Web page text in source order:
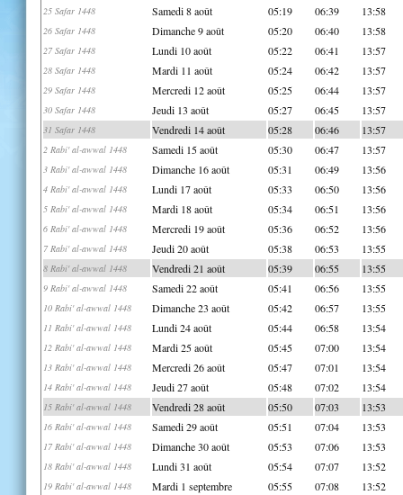
25 Safar 1448 Samedi 8 août 05:19 06:39 13:58
26 Safar 1448 Dimanche 9 août 05:20 06:40 13:58
27 Safar 1448 Lundi 10 août 05:22 06:41 13:57
28 Safar 1448 Mardi 11 août 05:24 06:42 13:57
29 Safar 1448 Mercredi 12 août 05:25 06:44 13:57
30 Safar 1448 Jeudi 13 août 05:27 06:45 13:57
31 Safar 1448 Vendredi 14 août 05:28 06:46 13:57
2 Rabi' al-awwal 1448 Samedi 15 août 05:30 06:47 13:57
3 Rabi' al-awwal 1448 Dimanche 16 août 05:31 06:49 13:56
4 Rabi' al-awwal 1448 Lundi 17 août 05:33 06:50 13:56
5 Rabi' al-awwal 1448 Mardi 18 août 05:34 06:51 13:56
6 Rabi' al-awwal 1448 Mercredi 19 août 05:36 06:52 13:56
7 Rabi' al-awwal 1448 Jeudi 20 août 05:38 06:53 13:55
8 Rabi' al-awwal 1448 Vendredi 21 août 05:39 06:55 13:55
9 Rabi' al-awwal 1448 Samedi 22 août 05:41 06:56 13:55
10 Rabi' al-awwal 1448 Dimanche 23 août 05:42 06:57 13:55
11 Rabi' al-awwal 1448 Lundi 24 août 05:44 06:58 13:54
12 Rabi' al-awwal 1448 Mardi 25 août 05:45 07:00 13:54
13 Rabi' al-awwal 1448 Mercredi 26 août 05:47 07:01 13:54
14 Rabi' al-awwal 1448 Jeudi 27 août 05:48 07:02 13:54
15 Rabi' al-awwal 1448 Vendredi 28 août 05:50 07:03 13:53
16 Rabi' al-awwal 1448 Samedi 29 août 05:51 07:04 13:53
17 Rabi' al-awwal 1448 Dimanche 30 août 05:53 07:06 13:53
18 Rabi' al-awwal 1448 Lundi 31 août 05:54 07:07 13:52
19 Rabi' al-awwal 1448 Mardi 1 septembre 05:55 07:08 13:52